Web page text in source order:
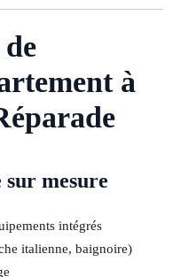
à
mesure
intégrés
italienne, baignoire)